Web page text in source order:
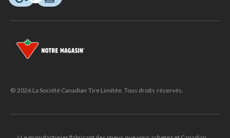
© 2026 La Société Canadian Tire Limitée. Tous droits réservés.